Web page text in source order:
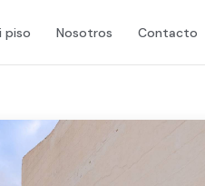
piso Nosotros Contacto